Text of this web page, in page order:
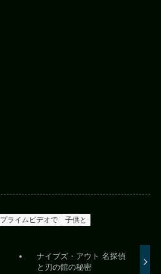
プライムビデオで 子供と
ナイブズ・アウト 名探偵
と刃の館の秘密